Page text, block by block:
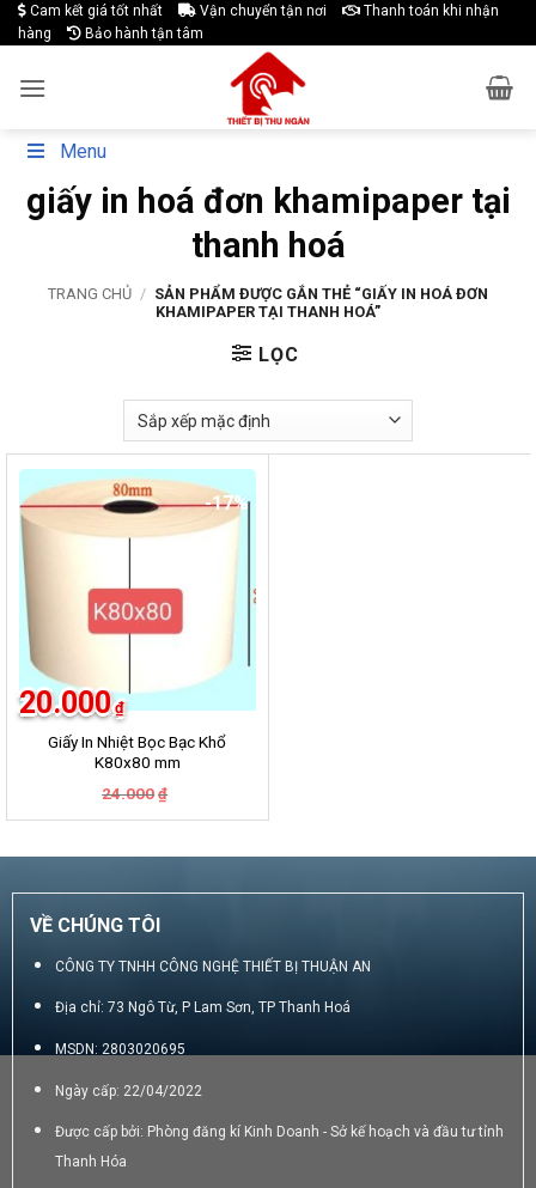
Skip
to
Cam kết giá tốt nhất Vận chuyển tận nơi
Thanh toán khi nhận
hàng
Bảo hành tận tâm
Menu
giấy in hoá đơn khamipaper tại
thanh hoá
TRANG CHỦ / SẢN PHẨM ĐƯỢC GẮN THẺ “GIẤY IN HOÁ ĐƠN
KHAMIPAPER TẠI THANH HOÁ”
LỌC
-17%
Giấy In Nhiệt Bọc Bạc Khổ
K80x80 mm
24.000 ₫
là:
20.000 ₫
tại
20.000₫.
VỀ CHÚNG TÔI
CÔNG TY TNHH CÔNG NGHỆ THIẾT BỊ THUẬN AN
Địa chỉ: 73 Ngô Từ, P Lam Sơn, TP Thanh Hoá
MSDN: 2803020695
Ngày cấp: 22/04/2022
Được cấp bởi: Phòng đăng kí Kinh Doanh - Sở kế hoạch và đầu tư tỉnh
Thanh Hóa